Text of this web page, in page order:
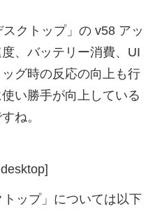
クトップ」の v58 アッ
、バッテリー消費、UI
グ時の反応の向上も行
い勝手が向上している
ね。
トップ」については以下